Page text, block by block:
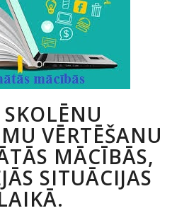
SKOLĒNU
VĒRTĒŠANU
MĀCĪBĀS,
SITUĀCIJAS